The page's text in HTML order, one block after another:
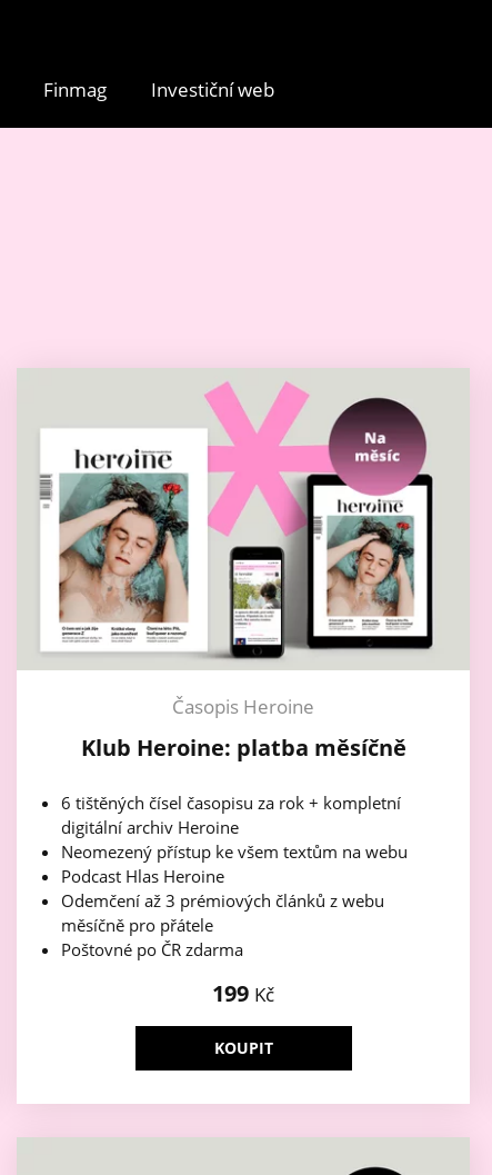
Finmag Investiční web
Časopis Heroine
Klub Heroine: platba měsíčně
6 tištěných čísel časopisu za rok + kompletní
digitální archiv Heroine
Neomezený přístup ke všem textům na webu
Podcast Hlas Heroine
Odemčení až 3 prémiových článků z webu
měsíčně pro přátele
Poštovné po ČR zdarma
199 Kč
KOUPIT